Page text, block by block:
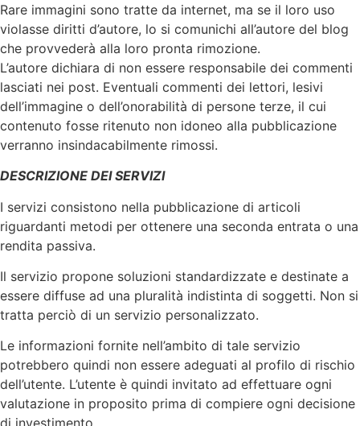
Rare immagini sono tratte da internet, ma se il loro uso
violasse diritti d’autore, lo si comunichi all’autore del blog
che provvederà alla loro pronta rimozione.
L’autore dichiara di non essere responsabile dei commenti
lasciati nei post. Eventuali commenti dei lettori, lesivi
dell’immagine o dell’onorabilità di persone terze, il cui
contenuto fosse ritenuto non idoneo alla pubblicazione
verranno insindacabilmente rimossi.
DESCRIZIONE DEI SERVIZI
I servizi consistono nella pubblicazione di articoli
riguardanti metodi per ottenere una seconda entrata o una
rendita passiva.
Il servizio propone soluzioni standardizzate e destinate a
essere diffuse ad una pluralità indistinta di soggetti. Non si
tratta perciò di un servizio personalizzato.
Le informazioni fornite nell’ambito di tale servizio
potrebbero quindi non essere adeguati al profilo di rischio
dell’utente. L’utente è quindi invitato ad effettuare ogni
valutazione in proposito prima di compiere ogni decisione